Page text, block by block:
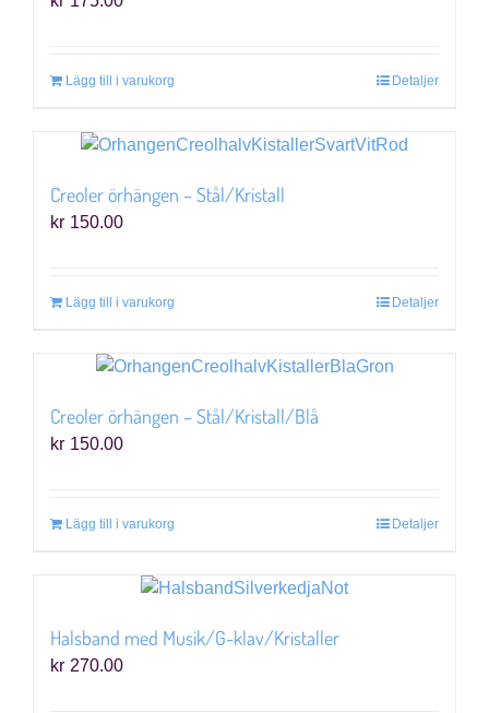
Lägg till i varukorg Detaljer
Creoler örhängen – Stål/Kristall
kr 150.00
Lägg till i varukorg Detaljer
Creoler örhängen – Stål/Kristall/Blå
kr 150.00
Lägg till i varukorg Detaljer
Halsband med Musik/G-klav/Kristaller
kr 270.00